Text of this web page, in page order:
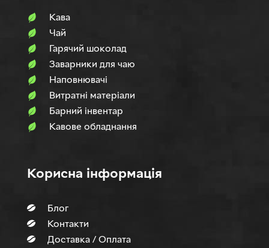
Кава
Чай
Гарячий шоколад
Заварники для чаю
Наповнювачi
Витратні матеріали
Барний інвентар
Кавове обладнання
Корисна інформація
Блог
Контакти
Доставка / Оплата